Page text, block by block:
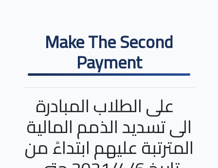
Make The Second
Payment
على الطلاب المبادرة
الى تسديد الذمم المالية
المترتبة عليهم ابتداءً من